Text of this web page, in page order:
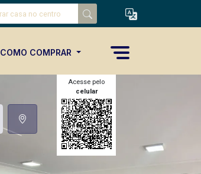
COMO COMPRAR
Acesse pelo
celular